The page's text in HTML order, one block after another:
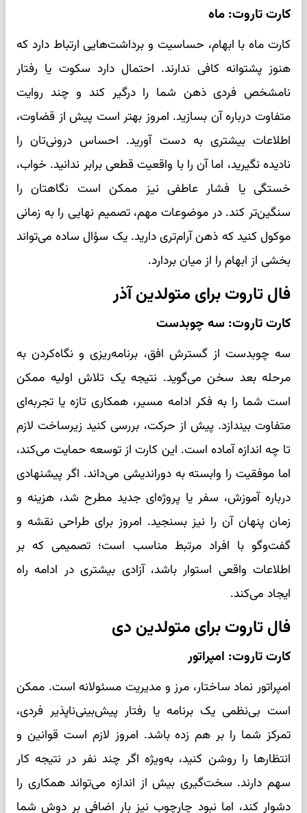
کارت تاروت: ماه
کارت ماه با ابهام، حساسیت و برداشت‌هایی ارتباط دارد که
هنوز پشتوانه کافی ندارند. احتمال دارد سکوت یا رفتار
نامشخص فردی ذهن شما را درگیر کند و چند روایت
متفاوت درباره آن بسازید. امروز بهتر است پیش از قضاوت،
اطلاعات بیشتری به دست آورید. احساس درونی‌تان را
نادیده نگیرید، اما آن را با واقعیت قطعی برابر ندانید. خواب،
خستگی یا فشار عاطفی نیز ممکن است نگاهتان را
سنگین‌تر کند. در موضوعات مهم، تصمیم نهایی را به زمانی
موکول کنید که ذهن آرام‌تری دارید. یک سؤال ساده می‌تواند
بخشی از ابهام را از میان بردارد.
فال تاروت برای متولدین آذر
کارت تاروت: سه چوبدست
سه چوبدست از گسترش افق، برنامه‌ریزی و نگاه‌کردن به
مرحله بعد سخن می‌گوید. نتیجه یک تلاش اولیه ممکن
است شما را به فکر ادامه مسیر، همکاری تازه یا تجربه‌ای
متفاوت بیندازد. پیش از حرکت، بررسی کنید زیرساخت لازم
تا چه اندازه آماده است. این کارت از توسعه حمایت می‌کند،
اما موفقیت را وابسته به دوراندیشی می‌داند. اگر پیشنهادی
درباره آموزش، سفر یا پروژه‌ای جدید مطرح شد، هزینه و
زمان پنهان آن را نیز بسنجید. امروز برای طراحی نقشه و
گفت‌وگو با افراد مرتبط مناسب است؛ تصمیمی که بر
اطلاعات واقعی استوار باشد، آزادی بیشتری در ادامه راه
ایجاد می‌کند.
فال تاروت برای متولدین دی
کارت تاروت: امپراتور
امپراتور نماد ساختار، مرز و مدیریت مسئولانه است. ممکن
است بی‌نظمی یک برنامه یا رفتار پیش‌بینی‌ناپذیر فردی،
تمرکز شما را بر هم زده باشد. امروز لازم است قوانین و
انتظارها را روشن کنید، به‌ویژه اگر چند نفر در نتیجه کار
سهم دارند. سخت‌گیری بیش از اندازه می‌تواند همکاری را
دشوار کند، اما نبود چارچوب نیز بار اضافی بر دوش شما